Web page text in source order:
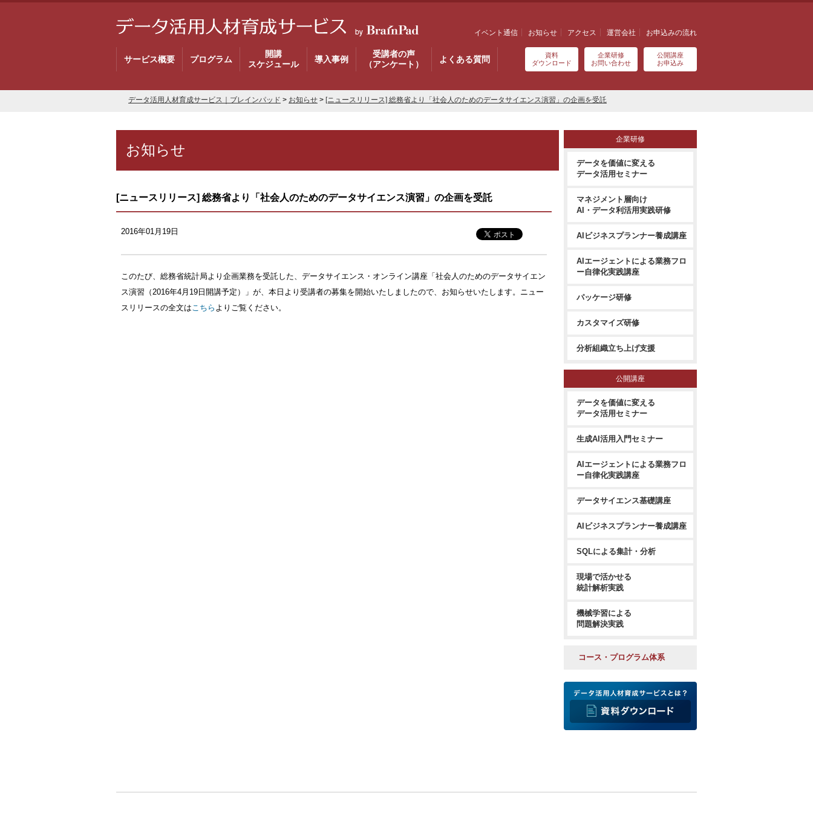
イベント通信 お知らせ アクセス 運営会社 お申込みの流れ
サービス概要 プログラム
開講
スケジュール
導入事例
受講者の声
（アンケート）
よくある質問
資料
ダウンロード
企業研修
お問い合わせ
公開講座
お申込み
データ活用人材育成サービス｜ブレインパッド > お知らせ > [ニュースリリース] 総務省より「社会人のためのデータサイエンス演習」の企画を受託
企業研修
データを価値に変える
データ活用セミナー
マネジメント層向け
AI・データ利活用実践研修
AIビジネスプランナー養成講座
AIエージェントによる業務フロ
ー自律化実践講座
パッケージ研修
カスタマイズ研修
分析組織立ち上げ支援
公開講座
データを価値に変える
データ活用セミナー
生成AI活用入門セミナー
AIエージェントによる業務フロ
ー自律化実践講座
データサイエンス基礎講座
AIビジネスプランナー養成講座
SQLによる集計・分析
現場で活かせる
統計解析実践
機械学習による
問題解決実践
コース・プログラム体系
お知らせ
[ニュースリリース] 総務省より「社会人のためのデータサイエンス演習」の企画を受託
2016年01月19日
このたび、総務省統計局より企画業務を受託した、データサイエンス・オンライン講座「社会人のためのデータサイエン
ス演習（2016年4月19日開講予定）」が、本日より受講者の募集を開始いたしましたので、お知らせいたします。ニュー
スリリースの全文はこちら よりご覧ください。